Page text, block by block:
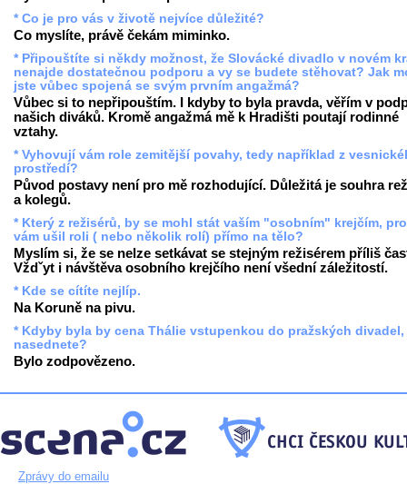
* Co je pro vás v životě nejvíce důležité?
Co myslíte, právě čekám miminko.
* Připouštíte si někdy možnost, že Slovácké divadlo v novém
nenajde dostatečnou podporu a vy se budete stěhovat? Jak
jste vůbec spojená se svým prvním angažmá?
Vůbec si to nepřipouštím. I kdyby to byla pravda, věřím v
našich diváků. Kromě angažmá mě k Hradišti poutají rodinné
vztahy.
* Vyhovují vám role zemitější povahy, tedy například z
prostředí?
Původ postavy není pro mě rozhodující. Důležitá je souhra
a kolegů.
* Který z režisérů, by se mohl stát vaším "osobním" krejčím,
vám ušil roli ( nebo několik rolí) přímo na tělo?
Myslím si, že se nelze setkávat se stejným režisérem příliš
Vždˇyt i návštěva osobního krejčího není všední záležitostí.
* Kde se cítíte nejlíp.
Na Koruně na pivu.
* Kdyby byla by cena Thálie vstupenkou do pražských divadel,
nasednete?
Bylo zodpovězeno.
Zprávy do emailu